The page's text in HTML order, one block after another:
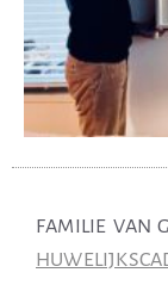
FAMILIE VAN